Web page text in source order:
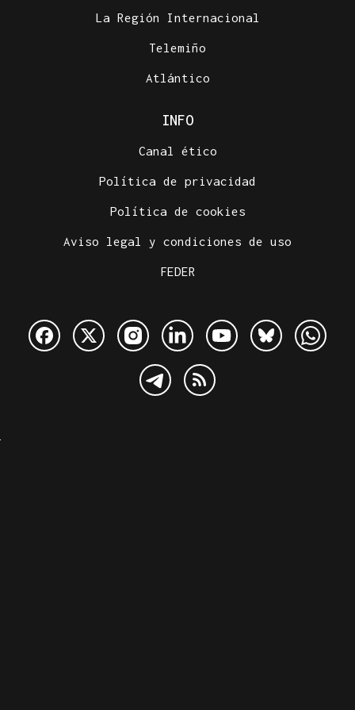
La Región Internacional
Telemiño
Atlántico
INFO
Canal ético
Política de privacidad
Política de cookies
Aviso legal y condiciones de uso
FEDER